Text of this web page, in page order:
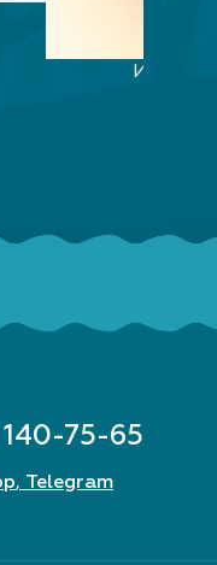
Игра
75-65
, Telegram